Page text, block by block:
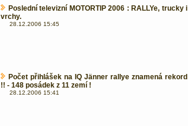
Poslední televizní MOTORTIP 2006 : RALLYe, trucky i
vrchy.
28.12.2006 15:45
Počet přihlášek na IQ Jänner rallye znamená rekord
!! - 148 posádek z 11 zemí !
28.12.2006 15:41